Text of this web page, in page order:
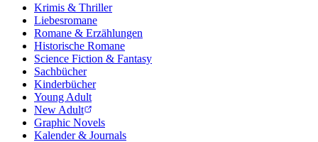
Krimis & Thriller
Liebesromane
Romane & Erzählungen
Historische Romane
Science Fiction & Fantasy
Sachbücher
Kinderbücher
Young Adult
New Adult
Graphic Novels
Kalender & Journals